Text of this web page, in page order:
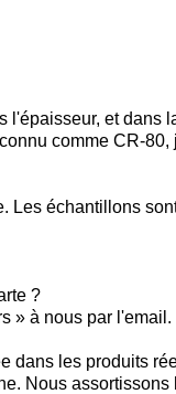
et dans
comme CR-
échantillons
?
» à nous par l'email.
dans les produits
Nous